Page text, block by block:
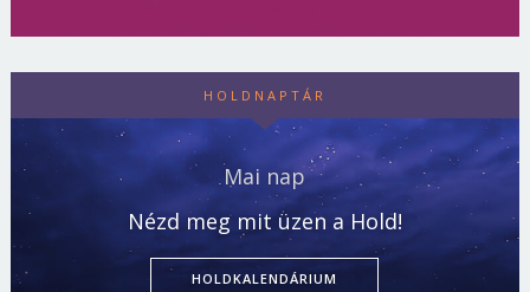
HOLDNAPTÁR
Mai nap
Nézd meg mit üzen a Hold!
HOLDKALENDÁRIUM